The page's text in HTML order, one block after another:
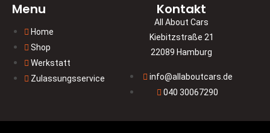
Menu
Home
Shop
Werkstatt
Zulassungsservice
Kontakt
All About Cars
Kiebitzstraße 21
22089 Hamburg
info@allaboutcars.de
040 30067290